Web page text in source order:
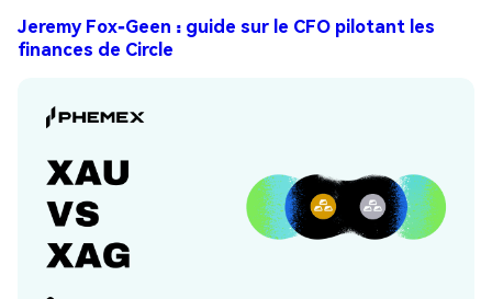
Jeremy Fox-Geen : guide sur le CFO pilotant les
finances de Circle